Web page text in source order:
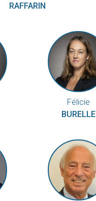
RAFFARIN
Félicie
BURELLE